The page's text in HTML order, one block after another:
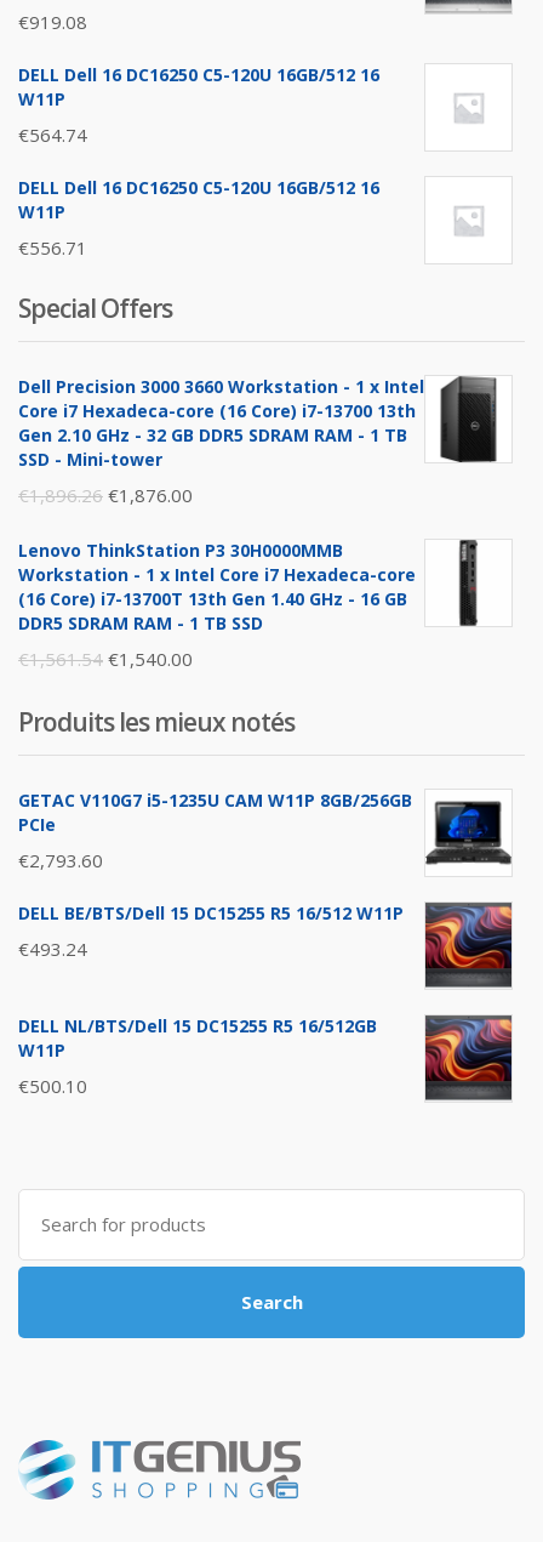
€919.08
DELL Dell 16 DC16250 C5-120U 16GB/512 16
W11P
€564.74
DELL Dell 16 DC16250 C5-120U 16GB/512 16
W11P
€556.71
Special Offers
Dell Precision 3000 3660 Workstation - 1 x Intel
Core i7 Hexadeca-core (16 Core) i7-13700 13th
Gen 2.10 GHz - 32 GB DDR5 SDRAM RAM - 1 TB
SSD - Mini-tower
€1,896.26 Original
was:
€1,896.26.
€1,876.00
is:
€1,876.00.
Lenovo ThinkStation P3 30H0000MMB
Workstation - 1 x Intel Core i7 Hexadeca-core
(16 Core) i7-13700T 13th Gen 1.40 GHz - 16 GB
DDR5 SDRAM RAM - 1 TB SSD
€1,561.54 Original
was:
€1,561.54.
€1,540.00
is:
€1,540.00.
Produits les mieux notés
GETAC V110G7 i5-1235U CAM W11P 8GB/256GB
PCIe
€2,793.60
DELL BE/BTS/Dell 15 DC15255 R5 16/512 W11P
€493.24
DELL NL/BTS/Dell 15 DC15255 R5 16/512GB
W11P
€500.10
Search
for:
Search